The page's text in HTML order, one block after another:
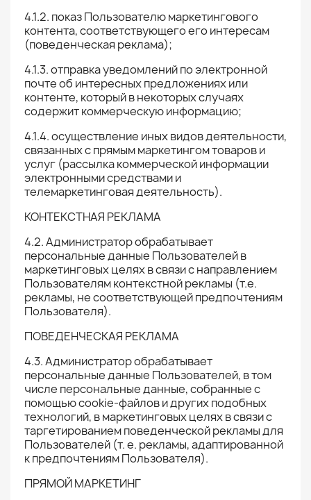
4.1.2. показ Пользователю маркетингового
контента, соответствующего его интересам
(поведенческая реклама);
4.1.3. отправка уведомлений по электронной
почте об интересных предложениях или
контенте, который в некоторых случаях
содержит коммерческую информацию;
4.1.4. осуществление иных видов деятельности,
связанных с прямым маркетингом товаров и
услуг (рассылка коммерческой информации
электронными средствами и
телемаркетинговая деятельность).
КОНТЕКСТНАЯ РЕКЛАМА
4.2. Администратор обрабатывает
персональные данные Пользователей в
маркетинговых целях в связи с направлением
Пользователям контекстной рекламы (т.е.
рекламы, не соответствующей предпочтениям
Пользователя).
ПОВЕДЕНЧЕСКАЯ РЕКЛАМА
4.3. Администратор обрабатывает
персональные данные Пользователей, в том
числе персональные данные, собранные с
помощью cookie-файлов и других подобных
технологий, в маркетинговых целях в связи с
таргетированием поведенческой рекламы для
Пользователей (т. е. рекламы, адаптированной
к предпочтениям Пользователя).
ПРЯМОЙ МАРКЕТИНГ